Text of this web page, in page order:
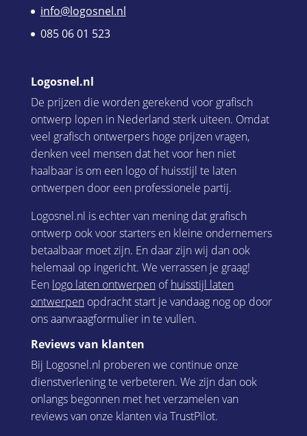
info@logosnel.nl
085 06 01 523
Logosnel.nl
De prijzen die worden gerekend voor grafisch
ontwerp lopen in Nederland sterk uiteen. Omdat
veel grafisch ontwerpers hoge prijzen vragen,
denken veel mensen dat het voor hen niet
haalbaar is om een logo of huisstijl te laten
ontwerpen door een professionele partij.
Logosnel.nl is echter van mening dat grafisch
ontwerp ook voor starters en kleine ondernemers
betaalbaar moet zijn. En daar zijn wij dan ook
helemaal op ingericht. We verrassen je graag!
Een logo laten ontwerpenofhuisstijl laten
ontwerpenopdracht start je vandaag nog op door
ons aanvraagformulier in te vullen.
Reviews van klanten
Bij Logosnel.nl proberen we continue onze
dienstverlening te verbeteren. We zijn dan ook
onlangs begonnen met het verzamelen van
reviews van onze klanten via TrustPilot.